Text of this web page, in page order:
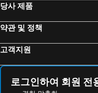
당사 제품
약관 및 정책
고객지원
로그인하여 회원 전